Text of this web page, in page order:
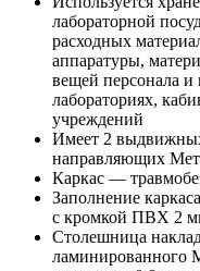
лабораторной
расходных
аппаратуры,
вещей персонала и
лабораториях,
учреждений
Имеет 2
направляющих
Каркас —
Заполнение
с кромкой ПВХ 2
Столешница
ламинированного